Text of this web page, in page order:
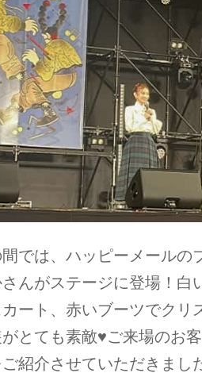
では、ハッピーメールの
んがステージに登場！白
ート、赤いブーツでクリ
がとても素敵♥ご来場のお
紹介させていただきまし